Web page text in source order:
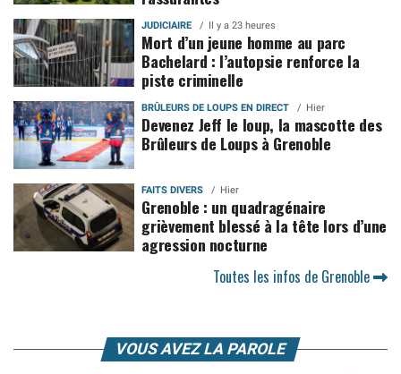
JUDICIAIRE Il y a 23 heures
Mort d’un jeune homme au parc
Bachelard : l’autopsie renforce la
piste criminelle
BRÛLEURS DE LOUPS EN DIRECT Hier
Devenez Jeff le loup, la mascotte des
Brûleurs de Loups à Grenoble
FAITS DIVERS Hier
Grenoble : un quadragénaire
grièvement blessé à la tête lors d’une
agression nocturne
Toutes les infos de Grenoble
VOUS AVEZ LA PAROLE